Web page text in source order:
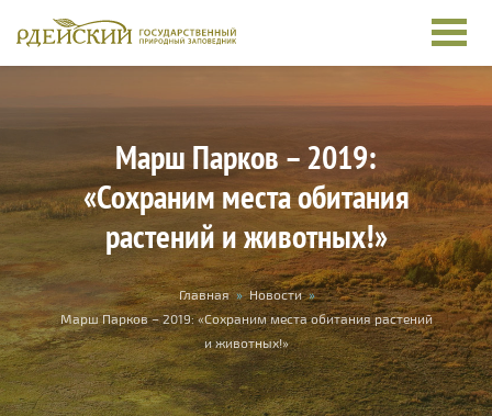
Марш Парков – 2019:
«Сохраним места обитания
растений и животных!»
Вы здесь Главная » Новости »
Марш Парков – 2019: «Сохраним места обитания растений
и животных!»